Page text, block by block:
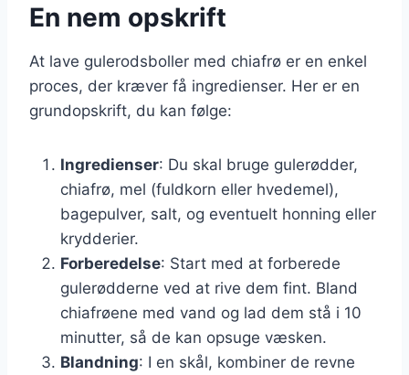
En nem opskrift
At lave gulerodsboller med chiafrø er en enkel
proces, der kræver få ingredienser. Her er en
grundopskrift, du kan følge:
Ingredienser: Du skal bruge gulerødder,
chiafrø, mel (fuldkorn eller hvedemel),
bagepulver, salt, og eventuelt honning eller
krydderier.
Forberedelse: Start med at forberede
gulerødderne ved at rive dem fint. Bland
chiafrøene med vand og lad dem stå i 10
minutter, så de kan opsuge væsken.
Blandning: I en skål, kombiner de revne